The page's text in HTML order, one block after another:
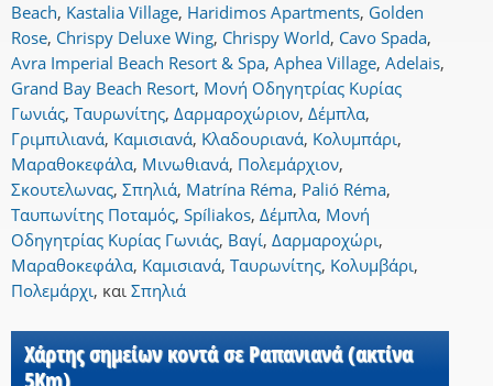
Beach, Kastalia Village, Haridimos Apartments, Golden
Rose, Chrispy Deluxe Wing, Chrispy World, Cavo Spada,
Avra Imperial Beach Resort & Spa, Aphea Village, Adelais,
Grand Bay Beach Resort, Μονή Οδηγητρίας Κυρίας
Γωνιάς, Ταυρωνίτης, Δαρμαροχώριον, Δέμπλα,
Γριμπιλιανά, Καμισιανά, Κλαδουριανά, Κολυμπάρι,
Μαραθοκεφάλα, Μινωθιανά, Πολεμάρχιον,
Σκουτελωνας, Σπηλιά, Matrína Réma, Palió Réma,
Ταυπωνίτης Ποταμός, Spíliakos, Δέμπλα, Μονή
Οδηγητρίας Κυρίας Γωνιάς, Βαγί, Δαρμαροχώρι,
Μαραθοκεφάλα, Καμισιανά, Ταυρωνίτης, Κολυμβάρι,
Πολεμάρχι, και Σπηλιά
Χάρτης σημείων κοντά σε Ραπανιανά (ακτίνα